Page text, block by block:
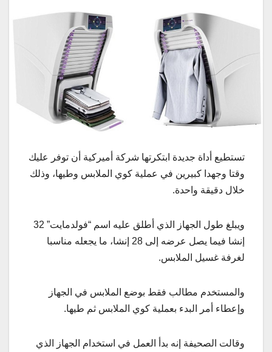
تستطيع أداة جديدة ابتكرتها شركة أميركية أن توفر عليك
وقتا وجهدا كبيرين في عملية كوي الملابس وطيها، وذلك
خلال دقيقة واحدة.
ويبلغ طول الجهاز الذي أطلق عليه اسم “فولدمايت” 32
إنشا فيما يصل عرضه إلى 28 إنشا، ما يجعله مناسبا
لغرفة غسيل الملابس.
والمستخدم مطالب فقط بوضع الملابس في الجهاز
وإعطاء أمر البدء بعملية كوي الملابس ثم طيها.
وقالت الصحيفة إنه بدأ العمل في استخدام الجهاز الذي